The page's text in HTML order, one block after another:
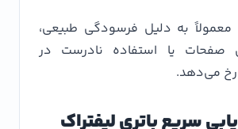
به دلیل فرسودگی طبیعی،
صفحات یا استفاده نادرست در
رخ می‌دهد.
سریع باتری لیفتراک